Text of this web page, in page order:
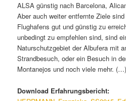
ALSA günstig nach Barcelona,
Aber auch weiter entfernte Ziele
Flughafens gut und günstig zu
unbedingt zu empfehlen sind, sind
Naturschutzgebiet der Albufera mit
Strandbesuch, oder ein Besuch in
Montanejos und noch viele mehr. (…)
Download Erfahrungsbericht: